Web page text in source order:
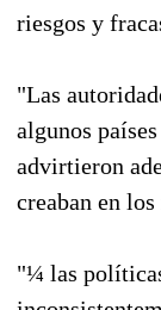
riesgos y
"Las
algunos
advirtieron
creaban en
"¼ las